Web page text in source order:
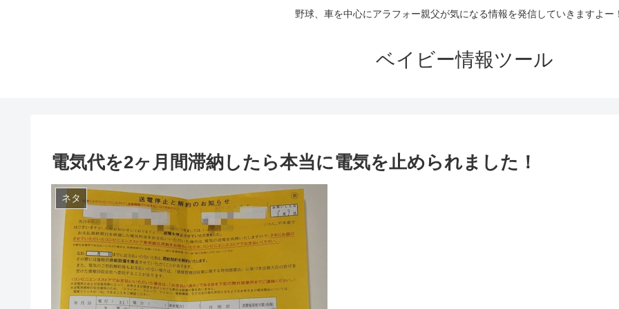
野球、車を中心にアラフォー親父が気になる情報を発信していきますよー
ベイビー情報ツール
電気代を2ヶ月間滞納したら本当に電気を止められました！
ネタ